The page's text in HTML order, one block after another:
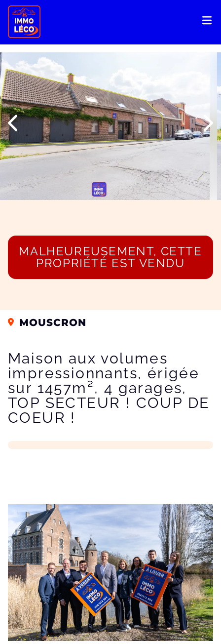
MALHEUREUSEMENT, CETTE
PROPRIÉTÉ EST VENDU
MOUSCRON
Maison aux volumes
impressionnants, érigée
sur 1457m², 4 garages,
TOP SECTEUR ! COUP DE
COEUR !